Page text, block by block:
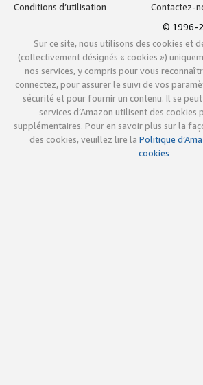
Conditions d’utilisation
Contactez-
© 1996-
Sur ce site, nous utilisons des cookies et
(collectivement désignés « cookies »)
nos services, y compris pour vous
connectez, pour assurer le suivi de vos
sécurité et pour fournir un contenu. Il se
services d’Amazon utilisent des cookies
supplémentaires. Pour en savoir plus sur la
des cookies, veuillez lire la Politique
cookies